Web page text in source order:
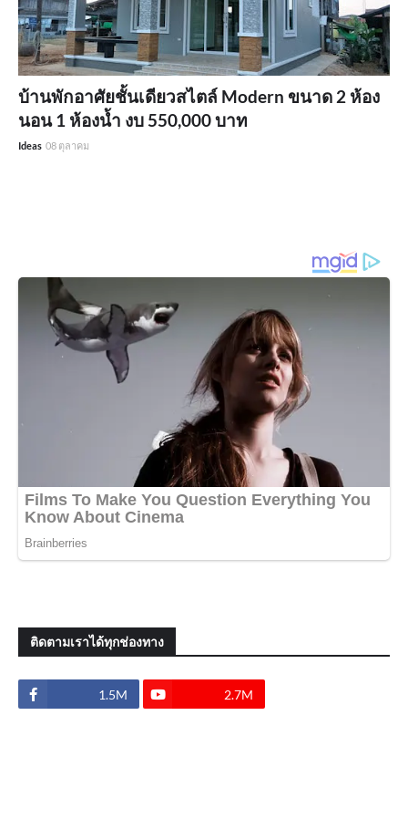
บ้านพักอาศัยชั้นเดียวสไตล์ Modern ขนาด 2 ห้อง
นอน 1 ห้องน้ำ งบ 550,000 บาท
Ideas 08 ตุลาคม
ติดตามเราได้ทุกช่องทาง
1.5M 2.7M